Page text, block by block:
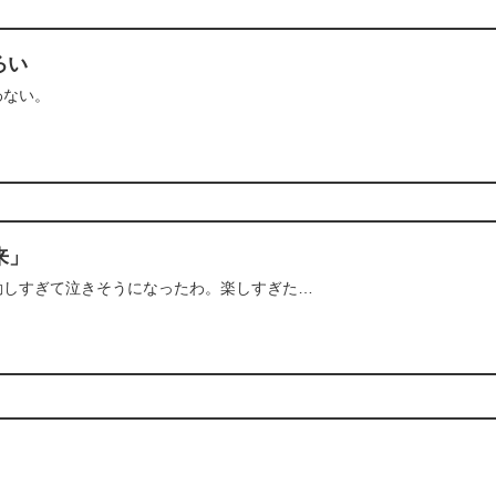
い
い。
すぎて泣きそうになったわ。楽しすぎた…